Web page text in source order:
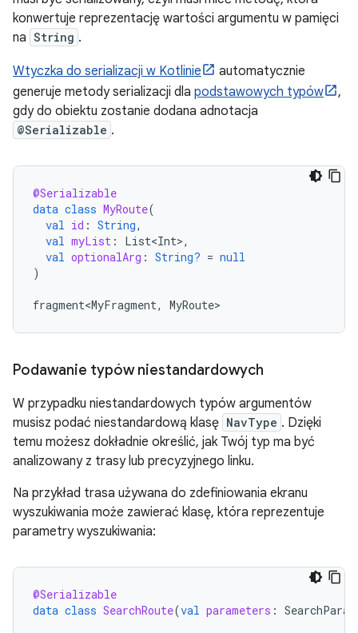
konwertuje reprezentację wartości argumentu w pamięci
na String .
Wtyczka do serializacji w Kotlinie
automatycznie
generuje metody serializacji dla podstawowych typów
,
gdy do obiektu zostanie dodana adnotacja
@Serializable .
@Serializable
data class MyRoute(
val id : String,
val myList : List<Int>,
val optionalArg : String? = null
)
fragment<MyFragment, MyRoute
Podawanie typów niestandardowych
W przypadku niestandardowych typów argumentów
musisz podać niestandardową klasę NavType . Dzięki
temu możesz dokładnie określić, jak Twój typ ma być
analizowany z trasy lub precyzyjnego linku.
Na przykład trasa używana do zdefiniowania ekranu
wyszukiwania może zawierać klasę, która reprezentuje
parametry wyszukiwania:
@Serializable
data class SearchRoute(val parameters :